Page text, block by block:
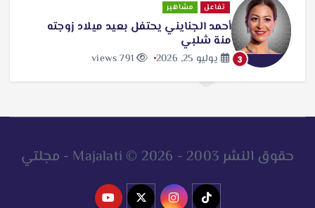
3
تفاعل مشاهير
أحمد الجنايني يحتفل بعيد ميلاد زوجته
منة شلبي
يوليو 25, 2026 791 views
حقوق النشر 2003 - 2026 © Majalati - مجلتي